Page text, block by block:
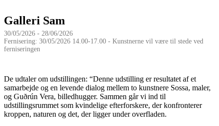
Galleri Sam
30/05/2026 - 28/06/2026
Fernisering: 30/05/2026 14.00-17.00 - Kunstnerne vil være til stede ved
ferniseringen
De udtaler om udstillingen: “Denne udstilling er resultatet af et
samarbejde og en levende dialog mellem to kunstnere Sossa, maler,
og Guðrún Vera, billedhugger. Sammen går vi ind til
udstillingsrummet som kvindelige efterforskere, der konfronterer
kroppen, naturen og det, der ligger under overfladen.